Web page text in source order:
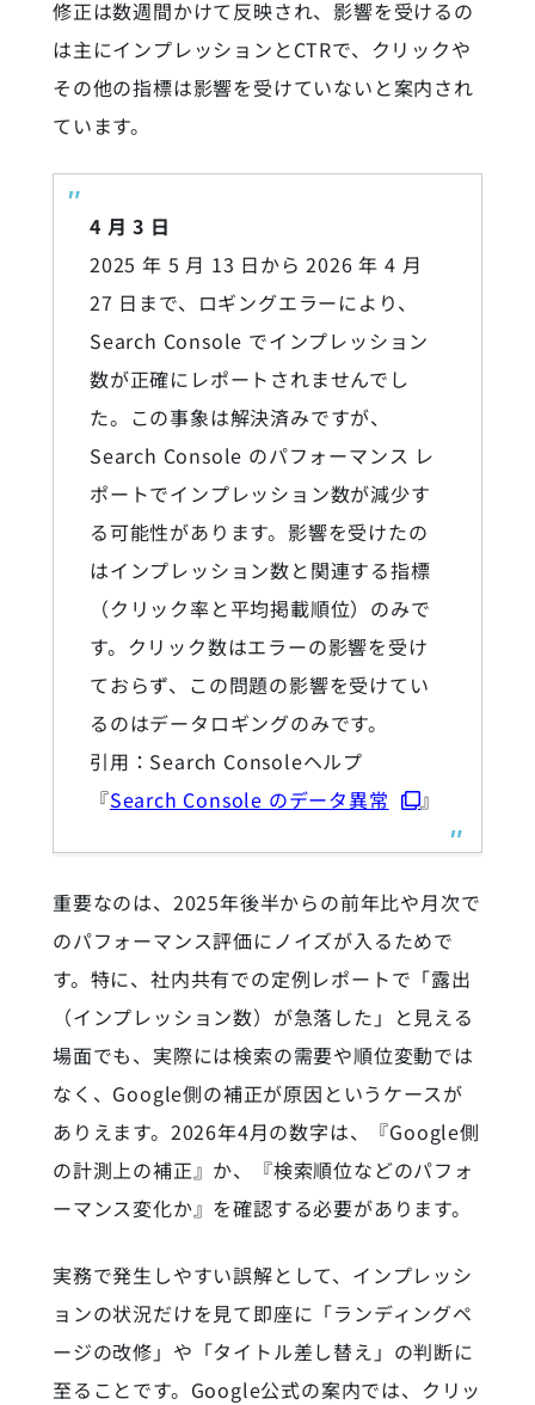
修正は数週間かけて反映され、影響を受けるの
は主にインプレッションとCTRで、クリックや
その他の指標は影響を受けていないと案内され
ています。
4 月 3 日
2025 年 5 月 13 日から 2026 年 4 月
27 日まで、ロギングエラーにより、
Search Console でインプレッション
数が正確にレポートされませんでし
た。この事象は解決済みですが、
Search Console のパフォーマンス レ
ポートでインプレッション数が減少す
る可能性があります。影響を受けたの
はインプレッション数と関連する指標
（クリック率と平均掲載順位）のみで
す。クリック数はエラーの影響を受け
ておらず、この問題の影響を受けてい
るのはデータロギングのみです。
引用：Search Consoleヘルプ
『Search Console のデータ異常 』
重要なのは、2025年後半からの前年比や月次で
のパフォーマンス評価にノイズが入るためで
す。特に、社内共有での定例レポートで「露出
（インプレッション数）が急落した」と見える
場面でも、実際には検索の需要や順位変動では
なく、Google側の補正が原因というケースが
ありえます。2026年4月の数字は、『Google側
の計測上の補正』か、『検索順位などのパフォ
ーマンス変化か』を確認する必要があります。
実務で発生しやすい誤解として、インプレッシ
ョンの状況だけを見て即座に「ランディングペ
ージの改修」や「タイトル差し替え」の判断に
至ることです。Google公式の案内では、クリッ